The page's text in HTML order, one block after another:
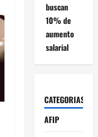
buscan
10% de
aumento
salarial
CATEGORIAS
AFIP